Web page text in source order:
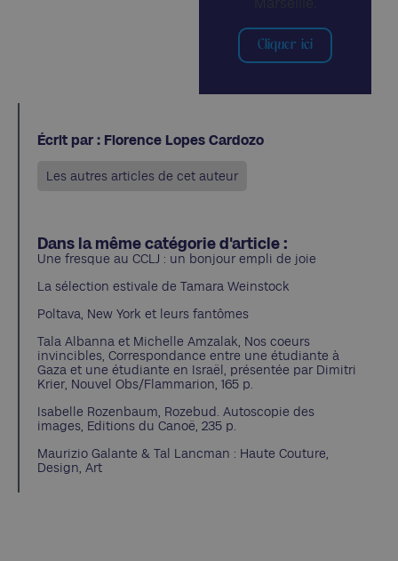
Cliquer ici
Écrit par : Florence Lopes Cardozo
Les autres articles de cet auteur
Dans la même catégorie d'article :
Une fresque au CCLJ : un bonjour empli de joie
La sélection estivale de Tamara Weinstock
Poltava, New York et leurs fantômes
Tala Albanna et Michelle Amzalak, Nos coeurs
invincibles, Correspondance entre une étudiante à
Gaza et une étudiante en Israël, présentée par Dimitri
Krier, Nouvel Obs/Flammarion, 165 p.
Isabelle Rozenbaum, Rozebud. Autoscopie des
images, Editions du Canoë, 235 p.
Maurizio Galante & Tal Lancman : Haute Couture,
Design, Art